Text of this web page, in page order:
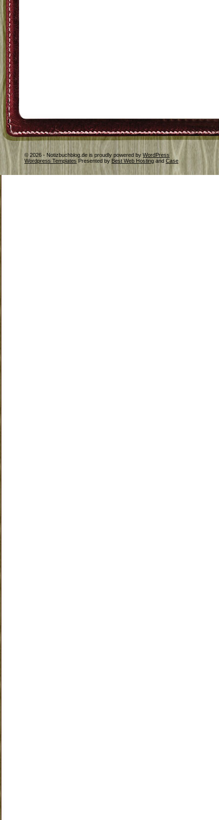
© 2026 - Notizbuchblog.de is proudly powered by WordPress
Wordpress Templates Presented by Best Web Hosting and Case